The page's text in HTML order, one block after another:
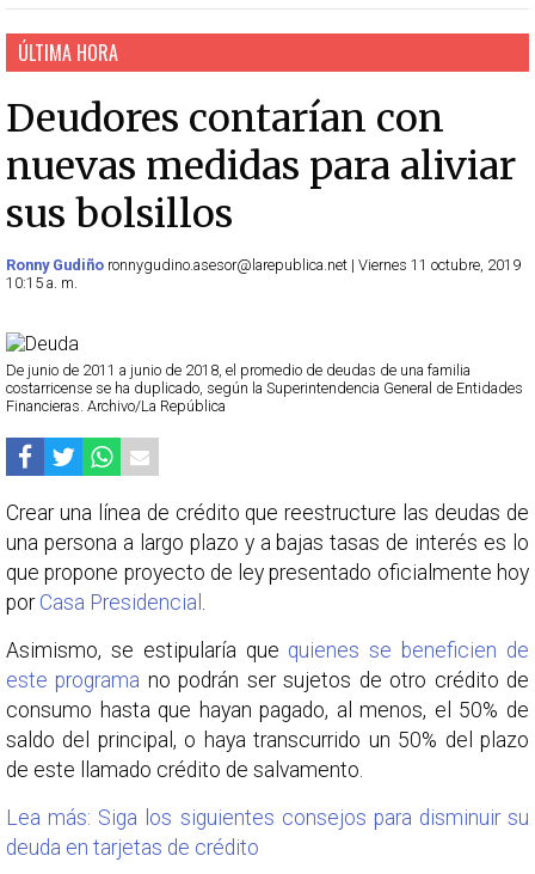
ÚLTIMA HORA
Deudores contarían con
nuevas medidas para aliviar
sus bolsillos
Ronny Gudiño ronnygudino.asesor@larepublica.net | Viernes 11 octubre, 2019
10:15 a. m.
De junio de 2011 a junio de 2018, el promedio de deudas de una familia
costarricense se ha duplicado, según la Superintendencia General de Entidades
Financieras. Archivo/La República
Crear una línea de crédito que reestructure las deudas de
una persona a largo plazo y a bajas tasas de interés es lo
que propone proyecto de ley presentado oficialmente hoy
por Casa Presidencial .
Asimismo, se estipularía que quienes se beneficien de
este programa no podrán ser sujetos de otro crédito de
consumo hasta que hayan pagado, al menos, el 50% de
saldo del principal, o haya transcurrido un 50% del plazo
de este llamado crédito de salvamento.
Lea más: Siga los siguientes consejos para disminuir su
deuda en tarjetas de crédito